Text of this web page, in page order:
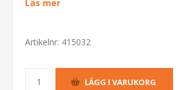
Läs mer
Artikelnr: 415032